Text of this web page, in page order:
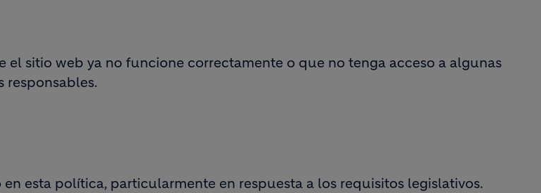
sitio web ya no funcione correctamente o que no tenga acceso a algunas
responsables.
esta política, particularmente en respuesta a los requisitos legislativos.